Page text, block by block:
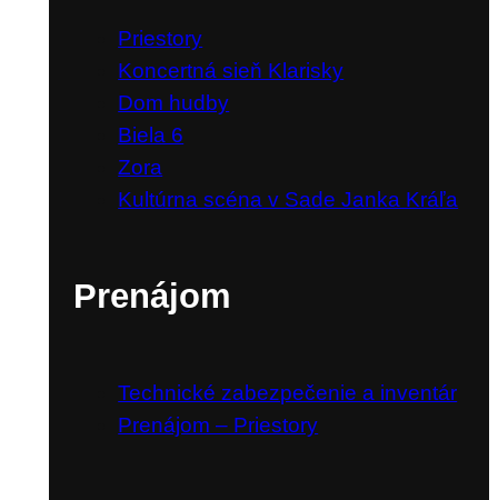
Priestory
Koncertná sieň Klarisky
Dom hudby
Biela 6
Zora
Kultúrna scéna v Sade Janka Kráľa
Prenájom
Technické zabezpečenie a inventár
Prenájom – Priestory